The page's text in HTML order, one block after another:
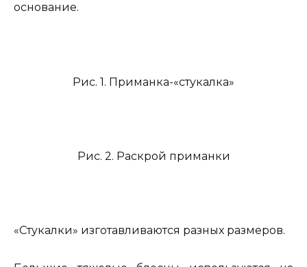
основание.
Рис. 1. Приманка-«стукалка»
Рис. 2. Раскрой приманки
«Стукалки» изготавливаются разных размеров.